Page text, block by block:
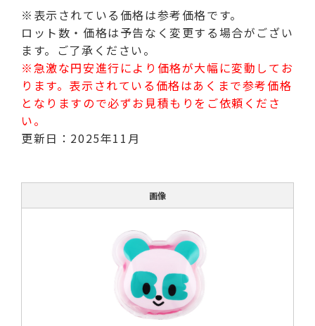
※表示されている価格は参考価格です。
ロット数・価格は予告なく変更する場合がござい
ます。ご了承ください。
※急激な円安進行により価格が大幅に変動してお
ります。表示されている価格はあくまで参考価格
となりますので必ずお見積もりをご依頼くださ
い。
更新日：2025年11月
画像